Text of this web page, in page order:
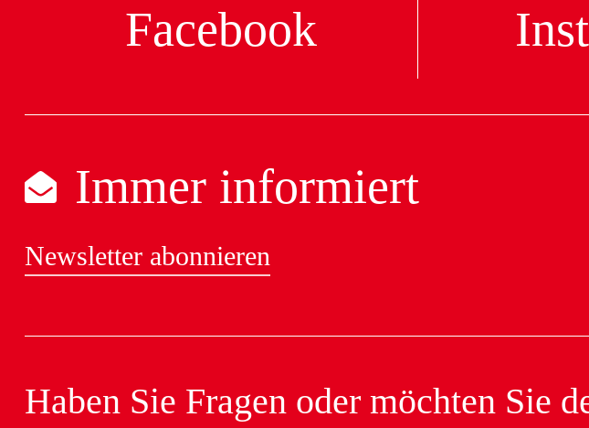
Facebook
Immer informiert
Newsletter abonnieren
Haben Sie Fragen oder möchten Sie